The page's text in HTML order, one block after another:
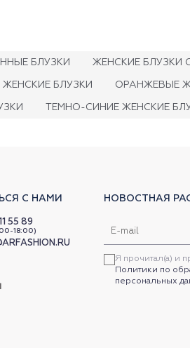
БЛУЗКИ ЖЕНСКИЕ БЛУЗКИ
БЛУЗКИ ОРАНЖЕВЫЕ
ТЕМНО-СИНИЕ ЖЕНСКИЕ
С НАМИ
55 89
18:00)
НОВОСТНАЯ
Я прочитал(а) и
Политики по
персональных